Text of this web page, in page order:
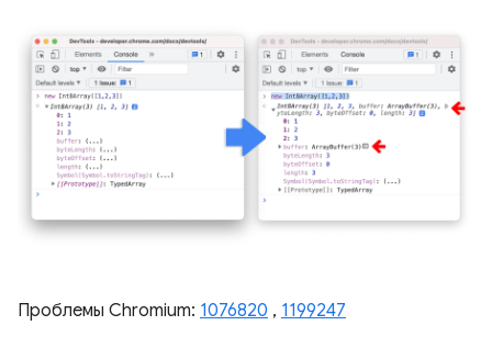
Проблемы Chromium: 1076820 , 1199247